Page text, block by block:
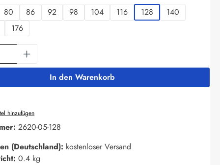
80 86 92 98 104 116 128
140
176
Gib den gewünschten Wert ein
In den Warenkorb
hinzufügen
2620-05-128
(Deutschland): kostenloser Versand
0.4 kg